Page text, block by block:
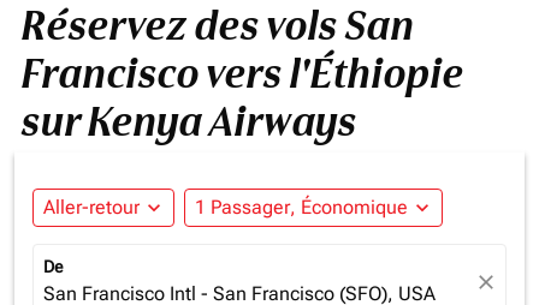
Réservez des vols San
Francisco vers l'Éthiopie
sur Kenya Airways
Aller-retour expand_more 1 Passager, Économique expand_more
De
San Francisco Intl - San Francisco (SFO), USA close